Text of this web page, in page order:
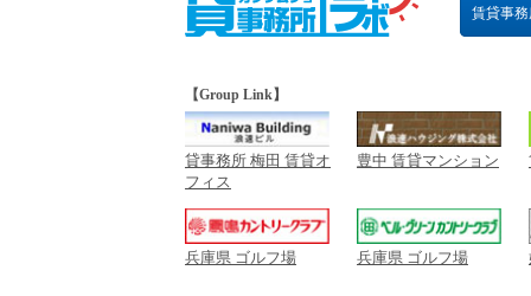
賃貸事
【Group Link】
貸事務所 梅田 賃貸オ
フィス
豊中 賃貸マンション
兵庫県 ゴルフ場 兵庫県 ゴルフ場